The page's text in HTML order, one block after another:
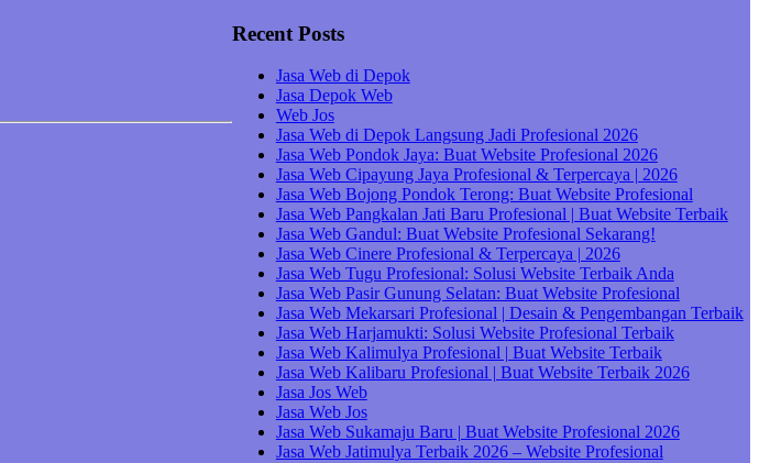
Recent Posts
Jasa Web di Depok
Jasa Depok Web
Web Jos
Jasa Web di Depok Langsung Jadi Profesional 2026
Jasa Web Pondok Jaya: Buat Website Profesional 2026
Jasa Web Cipayung Jaya Profesional & Terpercaya | 2026
Jasa Web Bojong Pondok Terong: Buat Website Profesional
Jasa Web Pangkalan Jati Baru Profesional | Buat Website Terbaik
Jasa Web Gandul: Buat Website Profesional Sekarang!
Jasa Web Cinere Profesional & Terpercaya | 2026
Jasa Web Tugu Profesional: Solusi Website Terbaik Anda
Jasa Web Pasir Gunung Selatan: Buat Website Profesional
Jasa Web Mekarsari Profesional | Desain & Pengembangan Terbaik
Jasa Web Harjamukti: Solusi Website Profesional Terbaik
Jasa Web Kalimulya Profesional | Buat Website Terbaik
Jasa Web Kalibaru Profesional | Buat Website Terbaik 2026
Jasa Jos Web
Jasa Web Jos
Jasa Web Sukamaju Baru | Buat Website Profesional 2026
Jasa Web Jatimulya Terbaik 2026 – Website Profesional